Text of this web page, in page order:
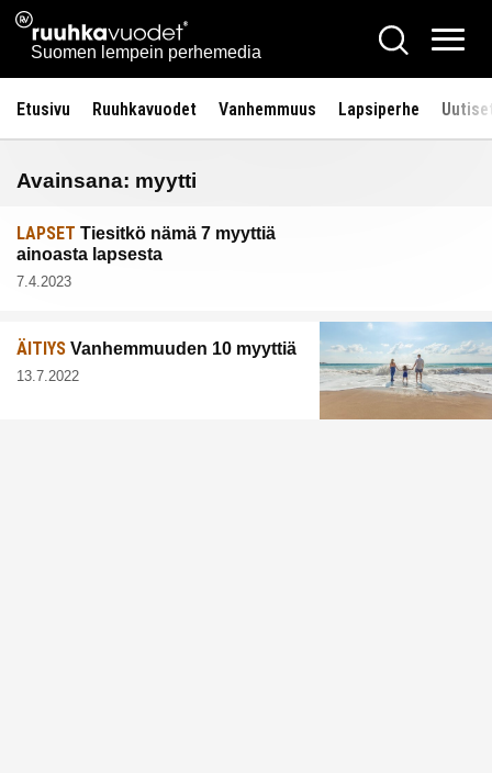
Siirry
sisältöön
Ruuhkavuodet.fi
Suomen lempein perhemedia
Hae
Etusivu Ruuhkavuodet Vanhemmuus Lapsiperhe
Avainsana: myytti
LAPSET Tiesitkö nämä 7 myyttiä
ainoasta lapsesta
7.4.2023
ÄITIYS Vanhemmuuden 10 myyttiä
13.7.2022